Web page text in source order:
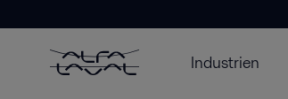
Industrien